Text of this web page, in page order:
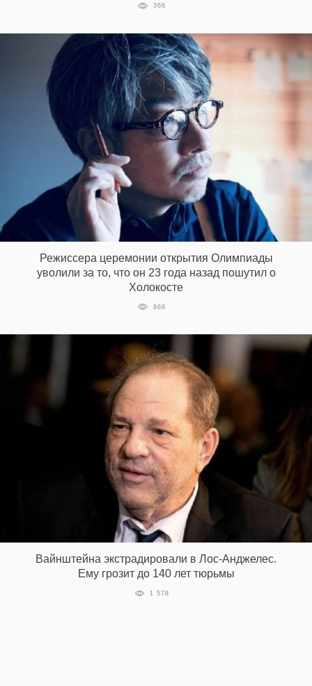
366
Режиссера церемонии открытия Олимпиады
уволили за то, что он 23 года назад пошутил о
Холокосте
966
Вайнштейна экстрадировали в Лос-Анджелес.
Ему грозит до 140 лет тюрьмы
1 578